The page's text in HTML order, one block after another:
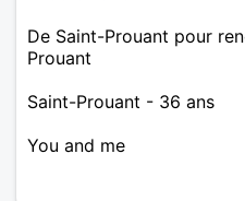
De Saint-Prouant pour
Prouant
Saint-Prouant - 36 ans
You and me